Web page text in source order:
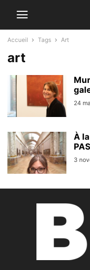
Accueil Tags Art
art
24
À
3